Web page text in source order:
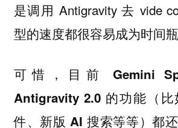
是调用 Antigravity 去 vide
型的速度都很容易成为时间瓶
可惜，
目前 Gemini
Antigravity 2.0 的功能（比
件、新版 AI 搜索等等）都